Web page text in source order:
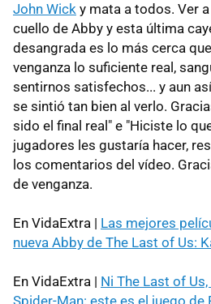
John Wick y mata a todos. Ver
cuello de Abby y esta última
desangrada es lo más cerca
venganza lo suficiente real,
sentirnos satisfechos... y aun
se sintió tan bien al verlo.
sido el final real" e "Hiciste lo
jugadores les gustaría hacer,
los comentarios del vídeo.
de venganza.
En VidaExtra | Las mejores
nueva Abby de The Last of Us:
En VidaExtra | Ni The Last of